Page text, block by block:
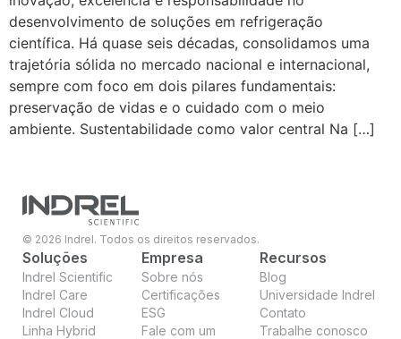
desenvolvimento de soluções em refrigeração
científica. Há quase seis décadas, consolidamos uma
trajetória sólida no mercado nacional e internacional,
sempre com foco em dois pilares fundamentais:
preservação de vidas e o cuidado com o meio
ambiente. Sustentabilidade como valor central Na […]
© 2026 Indrel. Todos os direitos reservados.
Soluções
Indrel Scientific
Indrel Care
Indrel Cloud
Linha Hybrid
Empresa
Sobre nós
Certificações
ESG
Fale com um
Recursos
Blog
Universidade Indrel
Contato
Trabalhe conosco